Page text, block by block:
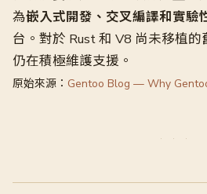
為嵌入式開發、交叉編譯和實驗
台。對於 Rust 和 V8 尚未移植
仍在積極維護支援。
原始來源： Gentoo Blog — Why